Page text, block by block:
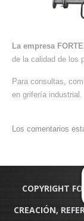
La empresa
de la calidad de los
Para consultas,
en grifería industrial.
Los comentarios
COPYRIGHT
CREACIÓN,